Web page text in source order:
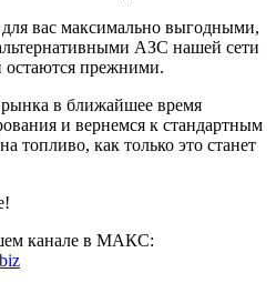
вас максимально выгодными,
АЗС нашей сети
остаются прежними.
в ближайшее время
и вернемся к стандартным
топливо, как только это станет
канале в МАКС: